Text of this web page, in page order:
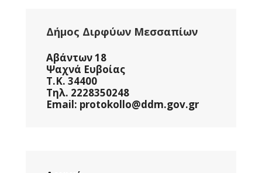
Δήμος Διρφύων Μεσσαπίων
Αβάντων 18
Ψαχνά Ευβοίας
Τ.Κ. 34400
Τηλ. 2228350248
Email: protokollo@ddm.gov.gr